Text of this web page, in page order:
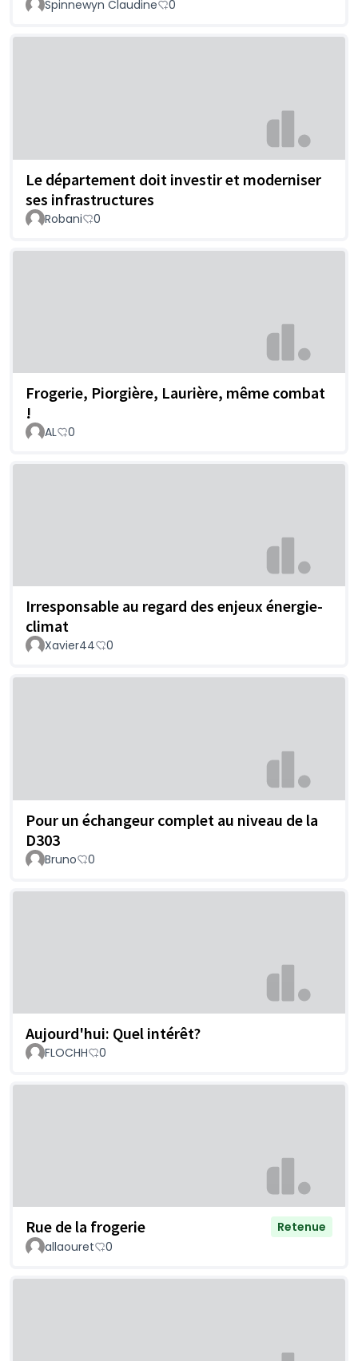
Spinnewyn Claudine 0
Le département doit investir et moderniser
ses infrastructures
Robani 0
Frogerie, Piorgière, Laurière, même combat
!
AL 0
Irresponsable au regard des enjeux énergie-
climat
Xavier44 0
Pour un échangeur complet au niveau de la
D303
Bruno 0
Aujourd'hui: Quel intérêt?
FLOCHH 0
Rue de la frogerie
Retenue
allaouret
0